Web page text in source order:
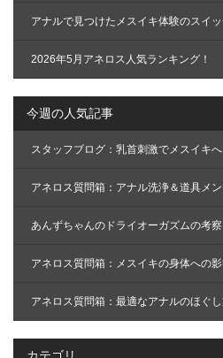
アナルで見つけたメスイキ体験のスイ
2026年5月アネロス人気ランキング！
今週の人気記事
スタッフブログ：乳首刺激でメスイキへ
アネロス質問箱：アナル洗浄＆道具メ
あんずちゃんのドライオーガズムの考察
アネロス質問箱：メスイキの身体への影
アネロス質問箱：最適なアナルのほぐし